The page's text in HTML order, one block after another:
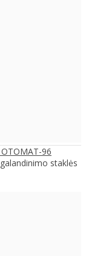
96
staklės